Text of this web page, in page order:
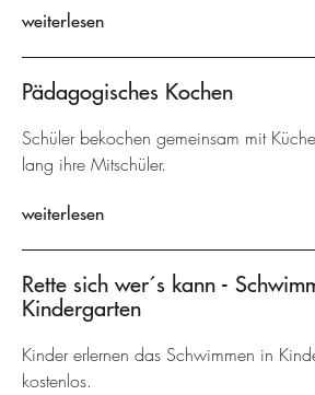
weiterlesen
Pädagogisches Kochen
Schüler bekochen gemeinsam mit
lang ihre Mitschüler.
weiterlesen
Rette sich wer´s kann -
Kindergarten
Kinder erlernen das Schwimmen in
kostenlos.